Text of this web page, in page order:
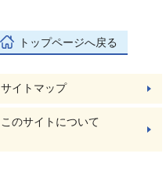
トップページへ戻る
サイトマップ
このサイトについて